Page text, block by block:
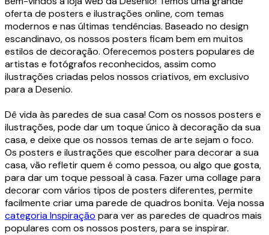
oferta de posters e ilustrações online, com temas
modernos e nas últimas tendências. Baseado no design
escandinavo, os nossos posters ficam bem em muitos
estilos de decoração. Oferecemos posters populares de
artistas e fotógrafos reconhecidos, assim como
ilustrações criadas pelos nossos criativos, em exclusivo
para a Desenio.
Dê vida às paredes de sua casa! Com os nossos posters e
ilustrações, pode dar um toque único à decoração da sua
casa, e deixe que os nossos temas de arte sejam o foco.
Os posters e ilustrações que escolher para decorar a sua
casa, vão refletir quem é como pessoa, ou algo que gosta,
para dar um toque pessoal à casa. Fazer uma collage para
decorar com vários tipos de posters diferentes, permite
facilmente criar uma parede de quadros bonita. Veja nossa
categoria Inspiração para ver as paredes de quadros mais
populares com os nossos posters, para se inspirar.